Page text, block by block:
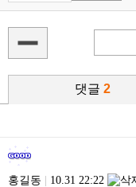
댓글 2
홍길동 | 10.31 22:22